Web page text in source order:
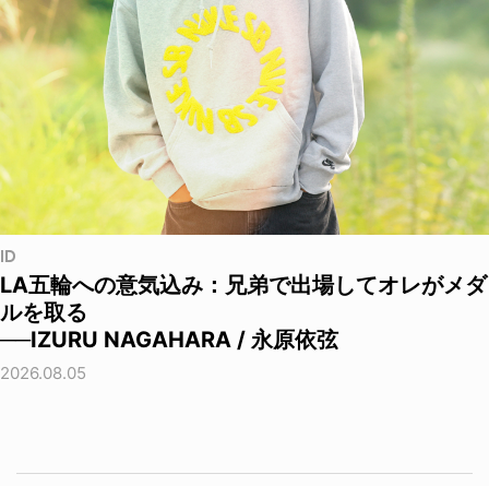
ID
LA五輪への意気込み：兄弟で出場してオレがメダ
ルを取る
──IZURU NAGAHARA / 永原依弦
2026.08.05